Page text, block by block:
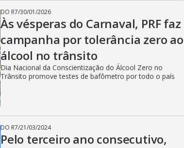
DO R7/30/01/2026
Às vésperas do Carnaval, PRF faz
campanha por tolerância zero ao
álcool no trânsito
Dia Nacional da Conscientização do Álcool Zero no
Trânsito promove testes de bafômetro por todo o país
DO R7/21/03/2024
Pelo terceiro ano consecutivo,